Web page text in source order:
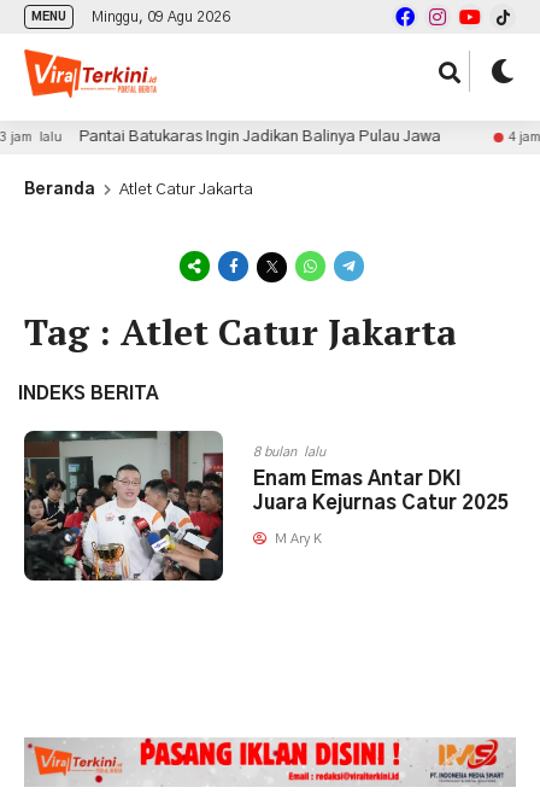
MENU Minggu, 09 Agu 2026
lalu Pantai Batukaras Ingin Jadikan Balinya Pulau Jawa 4 jam
Beranda Atlet Catur Jakarta
Tag : Atlet Catur Jakarta
INDEKS BERITA
8 bulan lalu
Enam Emas Antar DKI
Juara Kejurnas Catur 2025
M Ary K